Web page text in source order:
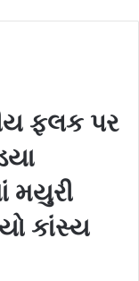
ફલક પર
મયુરી
કાંસ્ય